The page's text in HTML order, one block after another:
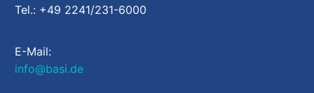
Tel.: +49 2241/231-6000
E-Mail:
info@basi.de